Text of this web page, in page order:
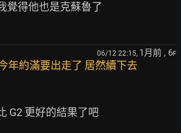
覺得他也是克蘇魯了
06/12 22:15, 1月前 , 6F
年約滿要出走了 居然續下去
G2 更好的結果了吧